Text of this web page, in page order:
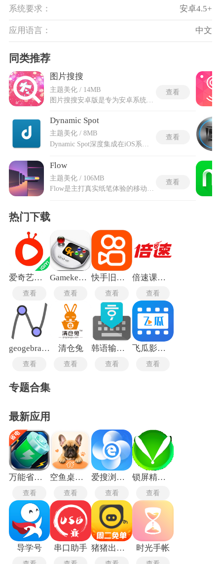
系统要求： 安卓4.5+
应用语言： 中文
同类推荐
图片搜搜
主题美化 / 14MB
查看
Dynamic Spot
主题美化 / 8MB
查看
Flow
主题美化 / 106MB
Flow是主打真实纸笔体验的移动创作工具，在一个项目空间内可无缝进行素材组织、拖拽式迭代，直至完成最终叙事。对话式编辑功能基于模型实现，通过与AI对话即可完成图像的微调、视频片段的无缝延长以及对象的增删。配合提示词的标签化设计，能快速调用已有资产作为参考。媒体管理界面经过优化，支持大、小网格预览和批量模式分组，提升了海量素材的筛选效率。Flow的收藏集功能允许将不同版本的迭代创建分组，形成清晰的资产结构。还支持竖屏视频制作，适配社交媒体平台的发布需求。可拼接多个8秒片段创建更长场景，还能调整光照、改变镜头角度，以及在场景中插入或移除对象。
查看
热门下载
爱奇艺随刻版
查看
Gamekeyboard键盘
查看
快手旧版本
查看
倍速课堂最新版
查看
geogebra手机版
查看
清仓兔
查看
韩语输入法手机版
查看
飞瓜影视手机版
查看
专题合集
最新应用
万能省电宝
查看
空鱼桌面宠物
查看
爱搜浏览器旧版
查看
锁屏精灵旧版本
查看
导学号 串口助手 猪猪出行司机端 时光手帐